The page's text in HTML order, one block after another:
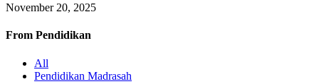
November 20, 2025
From Pendidikan
All
Pendidikan Madrasah